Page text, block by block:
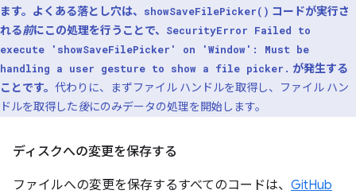
ます。よくある落とし穴は、
showSaveFilePicker() コードが実行さ
れる前にこの処理を行うことで、
SecurityError Failed to
execute 'showSaveFilePicker' on 'Window': Must be
handling a user gesture to show a file picker. が発生する
ことです。 代わりに、まずファイル ハンドルを取得し、ファイル ハン
ドルを取得した後にのみデータの処理を開始します。
ディスクへの変更を保存する
ファイルへの変更を保存するすべてのコードは、 GitHub